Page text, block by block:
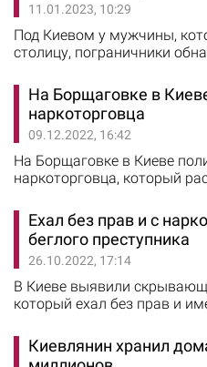
11.01.2023, 10:29
Под Киевом у мужчины,
столицу, пограничники
пункт "Киев" на Facebook. У
Днепропетровской
обнаружили марихуану.
сотрудникам Нацполиции.
На Борщаговке в
наркоторговца
09.12.2022, 16:42
На Борщаговке в Киеве
наркоторговца, который
в ГУ Нацполиции Киева.
27-летний местный
знакомым из рук в руки в
обыска у фигуранта изъяли
пластиковую колбу с,
Ехал без прав и с
беглого преступника
26.10.2022, 17:14
В Киеве выявили
который ехал без прав и
октября в Голосеевском
остановили за нарушение
Киевлянин хранил